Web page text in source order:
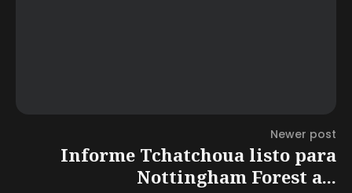
Newer post
Informe Tchatchoua listo para
Nottingham Forest a...